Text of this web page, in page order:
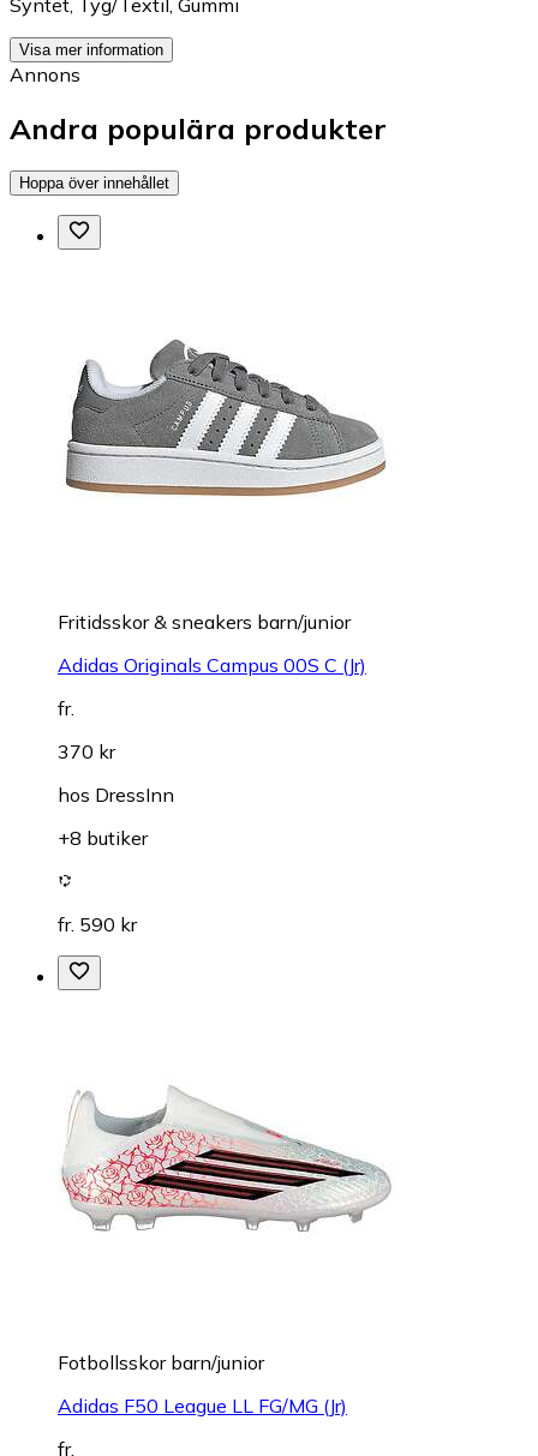
Visa mer information
Annons
Andra populära produkter
Hoppa över innehållet
Fritidsskor & sneakers barn/junior
Adidas Originals Campus 00S C (Jr)
fr.
370 kr
hos DressInn
+8 butiker
fr. 590 kr
Fotbollsskor barn/junior
Adidas F50 League LL FG/MG (Jr)
fr.